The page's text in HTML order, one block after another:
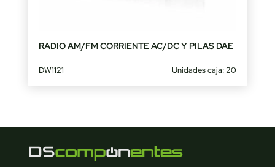
RADIO AM/FM CORRIENTE AC/DC Y PILAS DAE
DW1121 Unidades caja: 20